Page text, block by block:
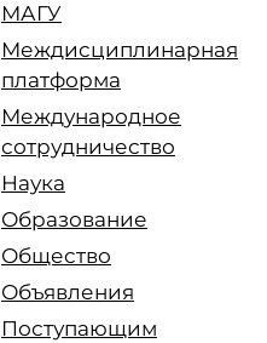
МАГУ
Междисциплинарная
платформа
Международное
сотрудничество
Наука
Образование
Общество
Объявления
Поступающим